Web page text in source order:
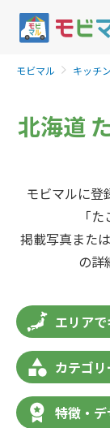
モビマル キッチ
北海道
モビマルに登
「
掲載写真また
の詳
エリア
カテゴ
特徴・